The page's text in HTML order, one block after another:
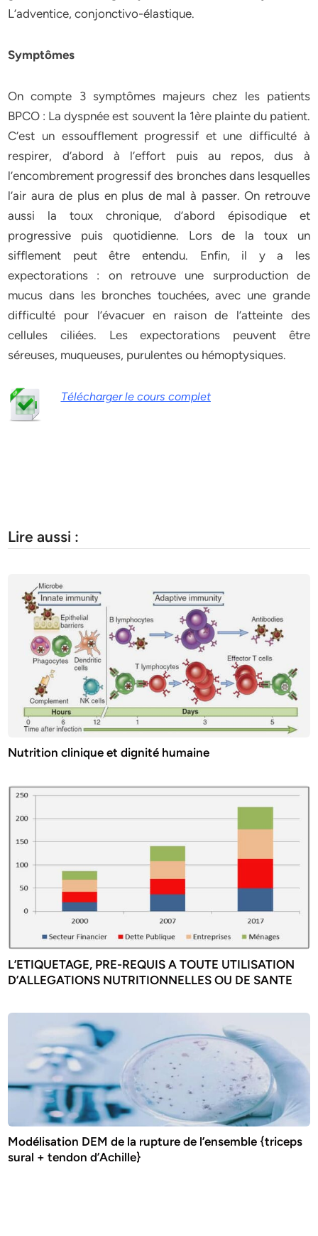
L’adventice, conjonctivo-élastique.
Symptômes
On compte 3 symptômes majeurs chez les patients
BPCO : La dyspnée est souvent la 1ère plainte du patient.
C’est un essoufflement progressif et une difficulté à
respirer, d’abord à l’effort puis au repos, dus à
l’encombrement progressif des bronches dans lesquelles
l’air aura de plus en plus de mal à passer. On retrouve
aussi la toux chronique, d’abord épisodique et
progressive puis quotidienne. Lors de la toux un
sifflement peut être entendu. Enfin, il y a les
expectorations : on retrouve une surproduction de
mucus dans les bronches touchées, avec une grande
difficulté pour l’évacuer en raison de l’atteinte des
cellules ciliées. Les expectorations peuvent être
séreuses, muqueuses, purulentes ou hémoptysiques.
Télécharger le cours complet
Lire aussi :
Nutrition clinique et dignité humaine
L’ETIQUETAGE, PRE-REQUIS A TOUTE UTILISATION
D’ALLEGATIONS NUTRITIONNELLES OU DE SANTE
Modélisation DEM de la rupture de l’ensemble {triceps
sural + tendon d’Achille}